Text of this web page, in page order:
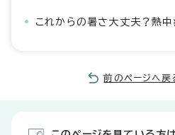
これからの暑さ大丈夫？熱中
前のページへ戻